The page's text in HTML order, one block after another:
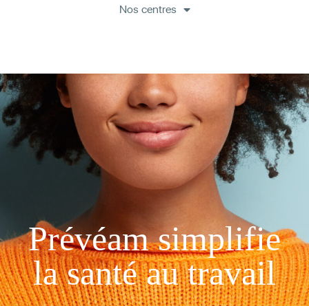
Nos centres
Prévéam simplifie
la santé au travail